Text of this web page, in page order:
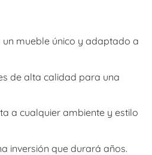
mueble único y adaptado a
de alta calidad para una
a cualquier ambiente y estilo
inversión que durará años.